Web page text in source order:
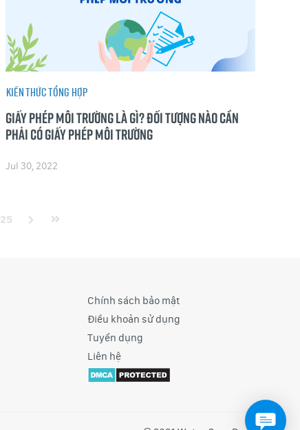
Kiến thức tổng hợp
Giấy phép môi trường là gì? Đối tượng nào cần
phải có giấy phép môi trường
Jul 30, 2022
25
Chính sách bảo mật
Điều khoản sử dụng
Tuyển dụng
Liên hệ